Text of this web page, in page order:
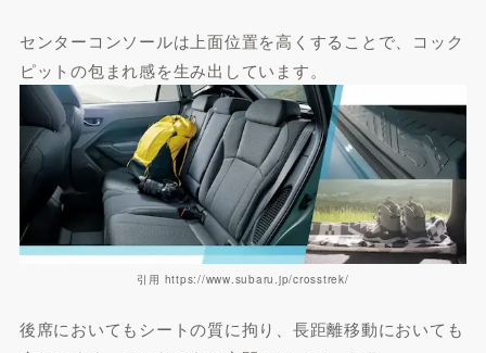
センターコンソールは上面位置を高くすることで、コック
ピットの包まれ感を生み出しています。
引用 https://www.subaru.jp/crosstrek/
後席においてもシートの質に拘り、長距離移動においても